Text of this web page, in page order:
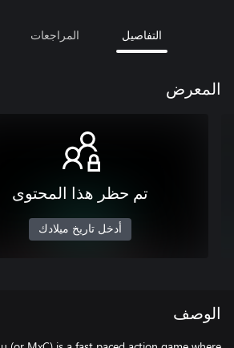
التفاصيل المراجعات
المعرض
تم حظر هذا المحتوى
أدخل تاريخ ميلادك
الوصف